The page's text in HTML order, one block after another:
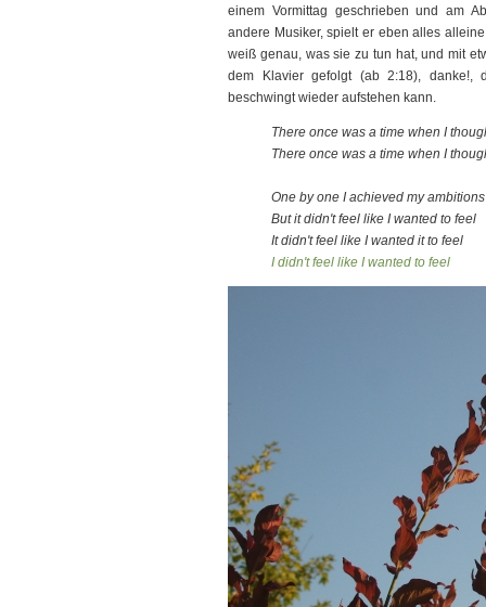
einem Vormittag geschrieben und am
andere Musiker, spielt er eben alles
weiß genau, was sie zu tun hat, und mit
dem Klavier gefolgt (ab 2:18),
beschwingt wieder aufstehen kann.
There once was a time when I
There once was a time when I
One by one I achieved my ambitions
But it didn't feel like I wanted to feel
It didn't feel like I wanted it to feel
I didn't feel like I wanted to feel